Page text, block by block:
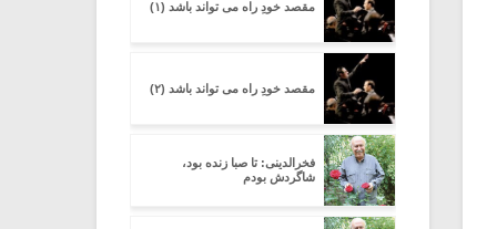
مقصد خودِ راه می تواند باشد (۱)
مقصد خودِ راه می تواند باشد (۲)
فخرالدینی: تا صبا زنده بود،
شاگردش بودم